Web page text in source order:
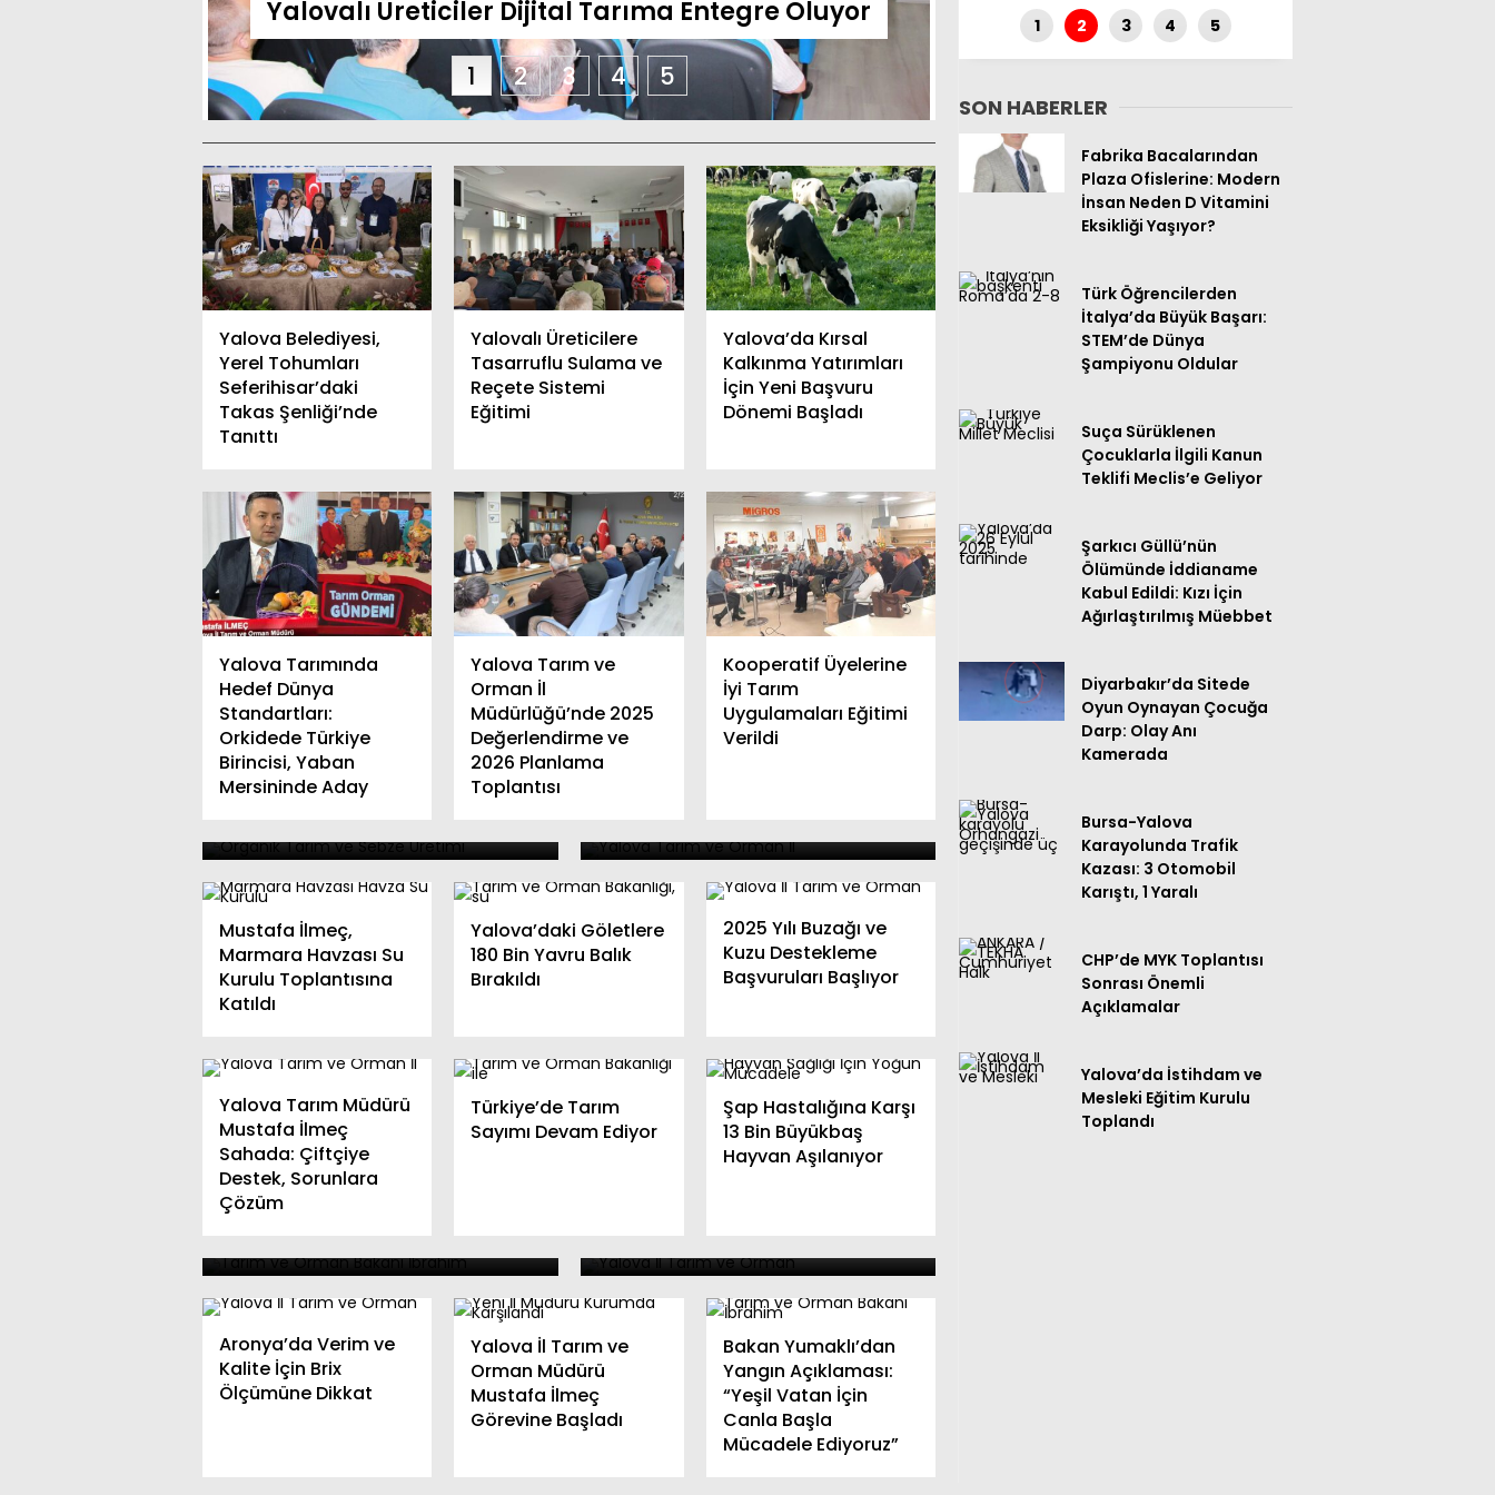
Yalovalı Üreticiler Dijital Tarıma Entegre Oluyor
Yönelik Yangın Önleme Toplantısı
1 2 3 4 5
Yalova Belediyesi,
Yerel Tohumları
Seferihisar’daki
Takas Şenliği’nde
Tanıttı
Yalovalı Üreticilere
Tasarruflu Sulama ve
Reçete Sistemi
Eğitimi
Yalova’da Kırsal
Kalkınma Yatırımları
İçin Yeni Başvuru
Dönemi Başladı
Yalova Tarımında
Hedef Dünya
Standartları:
Orkidede Türkiye
Birincisi, Yaban
Mersininde Aday
Yalova Tarım ve
Orman İl
Müdürlüğü’nde 2025
Değerlendirme ve
2026 Planlama
Toplantısı
Kooperatif Üyelerine
İyi Tarım
Uygulamaları Eğitimi
Verildi
Yalova’da Çiftçilere
Organik Aronya Gübresi ve
Tarım Orman İl Müdürü
Mustafa İlmeç,
Marmara Havzası Su
Kurulu Toplantısına
Katıldı
Yalova’daki Göletlere
180 Bin Yavru Balık
Bırakıldı
2025 Yılı Buzağı ve
Kuzu Destekleme
Başvuruları Başlıyor
Yalova Tarım Müdürü
Mustafa İlmeç
Sahada: Çiftçiye
Destek, Sorunlara
Çözüm
Türkiye’de Tarım
Sayımı Devam Ediyor
Şap Hastalığına Karşı
13 Bin Büyükbaş
Hayvan Aşılanıyor
Tarım ve Orman Bakanı
Yumaklı, 45 Orman
Yangınının Kontrol Altına
Aronya’da Verim ve
Kalite İçin Brix
Ölçümüne Dikkat
Yalova İl Tarım ve
Orman Müdürü
Mustafa İlmeç
Görevine Başladı
Bakan Yumaklı’dan
Yangın Açıklaması:
“Yeşil Vatan İçin
Canla Başla
Mücadele Ediyoruz”
1 2 3 4 5
SON HABERLER
Fabrika Bacalarından
Plaza Ofislerine: Modern
İnsan Neden D Vitamini
Eksikliği Yaşıyor?
Türk Öğrencilerden
İtalya’da Büyük Başarı:
STEM’de Dünya
Şampiyonu Oldular
Suça Sürüklenen
Çocuklarla İlgili Kanun
Teklifi Meclis’e Geliyor
Şarkıcı Güllü’nün
Ölümünde İddianame
Kabul Edildi: Kızı İçin
Ağırlaştırılmış Müebbet
Diyarbakır’da Sitede
Oyun Oynayan Çocuğa
Darp: Olay Anı
Kamerada
Bursa-Yalova
Karayolunda Trafik
Kazası: 3 Otomobil
Karıştı, 1 Yaralı
CHP’de MYK Toplantısı
Sonrası Önemli
Açıklamalar
Yalova’da İstihdam ve
Mesleki Eğitim Kurulu
Toplandı